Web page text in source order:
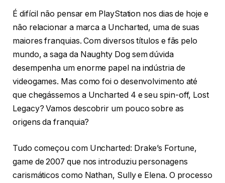
É difícil não pensar em PlayStation nos dias de hoje e
não relacionar a marca a Uncharted, uma de suas
maiores franquias. Com diversos títulos e fãs pelo
mundo, a saga da Naughty Dog sem dúvida
desempenha um enorme papel na indústria de
videogames. Mas como foi o desenvolvimento até
que chegássemos a Uncharted 4 e seu spin-off, Lost
Legacy? Vamos descobrir um pouco sobre as
origens da franquia?
Tudo começou com Uncharted: Drake’s Fortune,
game de 2007 que nos introduziu personagens
carismáticos como Nathan, Sully e Elena. O processo